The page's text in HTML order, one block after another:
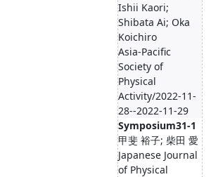
Ishii Kaori;
Shibata Ai; Oka
Koichiro
Asia-Pacific
Society of
Physical
Activity/2022-11-
28--2022-11-29
Symposium31-1
甲斐 裕子; 柴田 愛
Japanese Journal
of Physical